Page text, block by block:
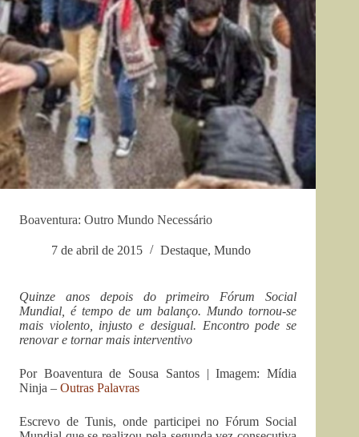
Boaventura: Outro Mundo Necessário
7 de abril de 2015 Destaque, Mundo
Quinze anos depois do primeiro Fórum Social
Mundial, é tempo de um balanço. Mundo tornou-se
mais violento, injusto e desigual. Encontro pode se
renovar e tornar mais interventivo
Por Boaventura de Sousa Santos | Imagem: Mídia
Ninja – Outras Palavras
Escrevo de Tunis, onde participei no Fórum Social